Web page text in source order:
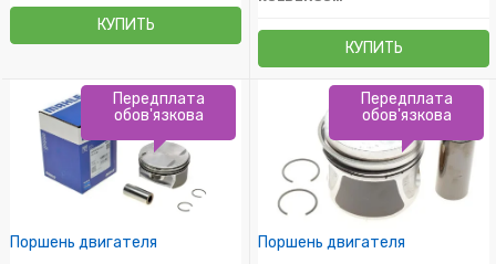
КУПИТЬ
КУПИТЬ
Поршень двигателя
Передплата
обов'язкова
Поршень двигателя
Передплата
обов'язкова